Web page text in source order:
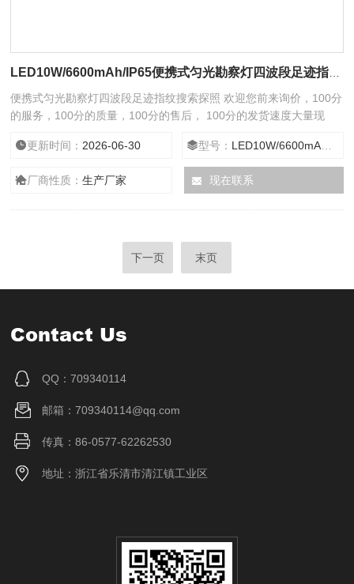
便携式匀光勘察灯四波段足迹指纹搜索探照 欢迎您前来询价，100分
的服务，100分的质量，100分的售后， 100分的发货速度大量现
更新时间： 2026-06-30 型号： LED10W/6600mAh/IP65
厂商性质：生产厂家 现在联系
下一页 末页
Contact Us
QQ：709340114
邮箱：709340114@qq.com
传真：86-0577-62262530
地址：浙江省乐清市清江镇工业区